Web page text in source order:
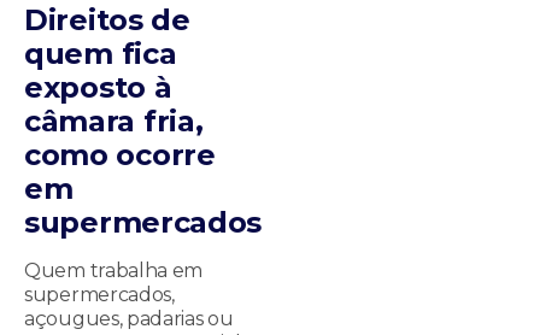
Direitos de
quem fica
exposto à
câmara fria,
como ocorre
em
supermercados
Quem trabalha em
supermercados,
açougues, padarias ou